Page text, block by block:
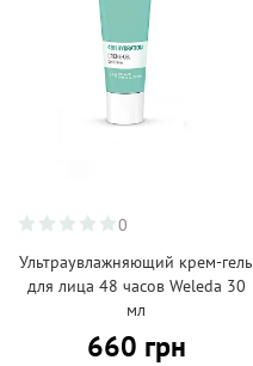
0
Ультраувлажняющий крем-гель
для лица 48 часов Weleda 30
мл
660 грн